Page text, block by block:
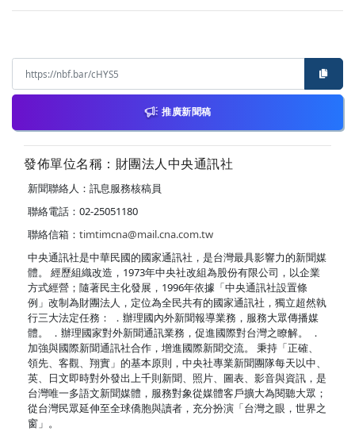
推廣新聞稿
發佈單位名稱：財團法人中央通訊社
新聞聯絡人：訊息服務核稿員
聯絡電話：02-25051180
聯絡信箱： timtimcna@mail.cna.com.tw
中央通訊社是中華民國的國家通訊社，是台灣最具影響力的新聞媒
體。 經歷組織改造，1973年中央社改組為股份有限公司，以企業
方式經營；隨著民主化發展，1996年依據「中央通訊社設置條
例」改制為財團法人，定位為全民共有的國家通訊社，獨立超然執
行三大法定任務： ．辦理國內外新聞報導業務，服務大眾傳播媒
體。 ．辦理國家對外新聞通訊業務，促進國際對台灣之瞭解。 ．
加強與國際新聞通訊社合作，增進國際新聞交流。 秉持「正確、
領先、客觀、翔實」的基本原則，中央社專業新聞團隊每天以中、
英、日文即時對外發出上千則新聞、照片、圖表、影音與資訊，是
台灣唯一多語文新聞媒體，服務對象從媒體客戶擴大為閱聽大眾；
從台灣民眾延伸至全球僑胞與讀者，充分扮演「台灣之眼，世界之
窗」。